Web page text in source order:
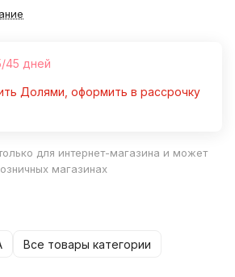
45 дней
Долями, оформить в рассрочку
для интернет-магазина и может
магазинах
Все товары категории